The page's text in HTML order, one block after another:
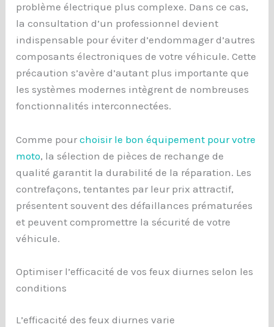
problème électrique plus complexe. Dans ce cas,
la consultation d’un professionnel devient
indispensable pour éviter d’endommager d’autres
composants électroniques de votre véhicule. Cette
précaution s’avère d’autant plus importante que
les systèmes modernes intègrent de nombreuses
fonctionnalités interconnectées.
Comme pourchoisir le bon équipement pour votre
moto, la sélection de pièces de rechange de
qualité garantit la durabilité de la réparation. Les
contrefaçons, tentantes par leur prix attractif,
présentent souvent des défaillances prématurées
et peuvent compromettre la sécurité de votre
véhicule.
Optimiser l’efficacité de vos feux diurnes selon les
conditions
L’efficacité des feux diurnes varie